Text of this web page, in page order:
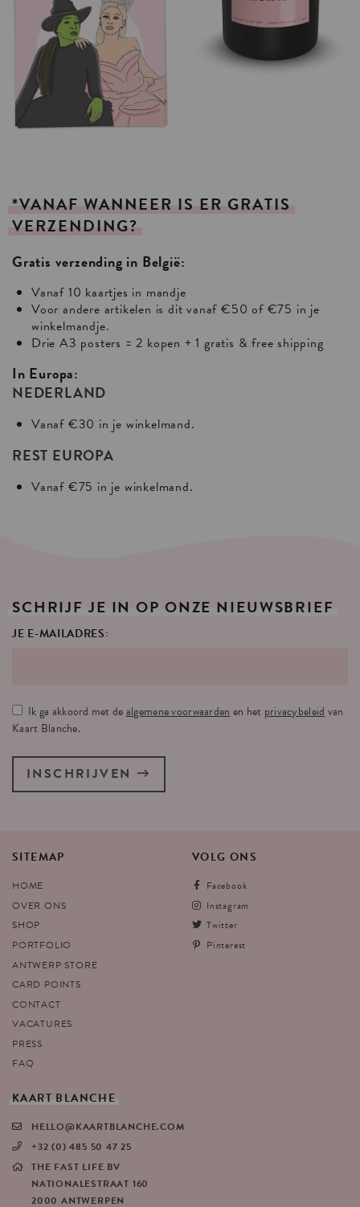
*VANAF WANNEER IS ER GRATIS
VERZENDING?
Gratis verzending in België:
Vanaf 10 kaartjes in mandje
Voor andere artikelen is dit vanaf €50 of €75 in je
winkelmandje.
Drie A3 posters = 2 kopen + 1 gratis & free shipping
In Europa:
NEDERLAND
Vanaf €30 in je winkelmand.
REST EUROPA
Vanaf €75 in je winkelmand.
SCHRIJF JE IN OP ONZE NIEUWSBRIEF
JE E-MAILADRES:
Ik ga akkoord met dealgemene voorwaarden en het privacybeleid van
Kaart Blanche.
INSCHRIJVEN
SITEMAP
HOME
OVER ONS
SHOP
PORTFOLIO
ANTWERP STORE
CARD POINTS
CONTACT
VACATURES
PRESS
FAQ
VOLG ONS
Facebook
Instagram
Twitter
Pinterest
KAART BLANCHE
HELLO@KAARTBLANCHE.COM
+32 (0) 485 50 47 25
THE FAST LIFE BV
NATIONALESTRAAT 160
2000 ANTWERPEN